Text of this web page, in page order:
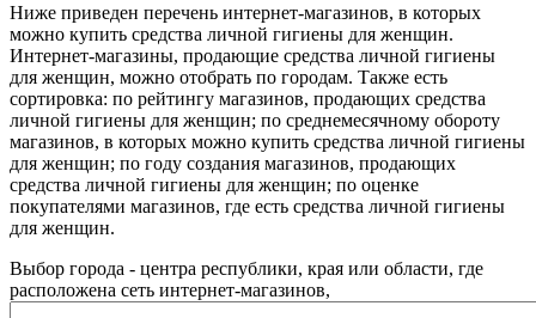
Ниже приведен перечень интернет-магазинов, в которых
можно купить средства личной гигиены для женщин.
Интернет-магазины, продающие средства личной гигиены
для женщин, можно отобрать по городам. Также есть
сортировка: по рейтингу магазинов, продающих средства
личной гигиены для женщин; по среднемесячному обороту
магазинов, в которых можно купить средства личной гигиены
для женщин; по году создания магазинов, продающих
средства личной гигиены для женщин; по оценке
покупателями магазинов, где есть средства личной гигиены
для женщин.
Выбор города - центра республики, края или области, где
расположена сеть интернет-магазинов,